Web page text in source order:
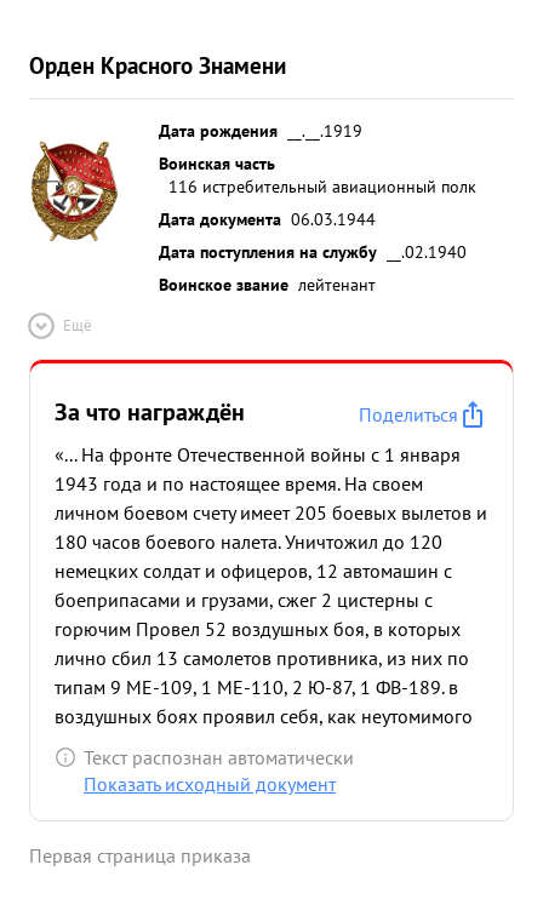
Орден Красного Знамени
Дата рождения
__.__.1919
Воинская часть
116 истребительный авиационный полк
Дата документа 06.03.1944
Дата поступления на службу
__.02.1940
Воинское звание лейтенант
Ещё
За что награждён
Поделиться
«... На фронте Отечественной войны с 1 января
1943 года и по настоящее время. На своем
личном боевом счету имеет 205 боевых вылетов и
180 часов боевого налета. Уничтожил до 120
немецких солдат и офицеров, 12 автомашин с
боеприпасами и грузами, сжег 2 цистерны с
горючим Провел 52 воздушных боя, в которых
лично сбил 13 самолетов противника, из них по
типам 9 МЕ-109, 1 МЕ-110, 2 Ю-87, 1 ФВ-189. в
воздушных боях проявил себя, как неутомимого
отважного и смелого летчика-истребителя. 19.8.43
года группа 4 ЛА-5, в состав которой ведущим
ДОЛИНА. В районе цели на Н-2500 м. обнаружили
Текст распознан автоматически
Показать исходный документ
Первая страница приказа